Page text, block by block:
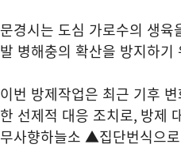
문경시는 도심 가로수의 생
발 병해충의 확산을 방지하기
이번 방제작업은 최근 기후
한 선제적 대응 조치로, 방제
무사향하늘소 ▲집단번식으